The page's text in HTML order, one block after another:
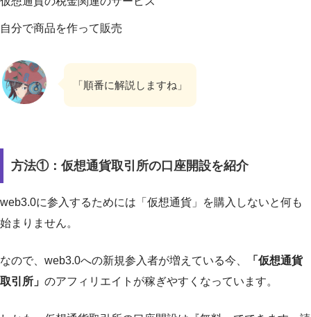
自分で商品を作って販売
「順番に解説しますね」
方法①：仮想通貨取引所の口座開設を紹介
web3.0に参入するためには「仮想通貨」を購入しないと何も
始まりません。
なので、web3.0への新規参入者が増えている今、
「仮想通貨
取引所」 のアフィリエイトが稼ぎやすくなっています。